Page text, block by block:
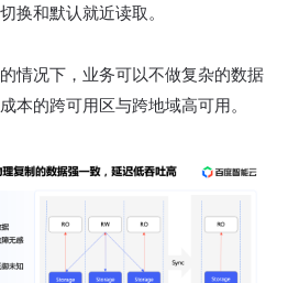
换和默认就近读取。
情况下，业务可以不做复杂的数据
本的跨可用区与跨地域高可用。